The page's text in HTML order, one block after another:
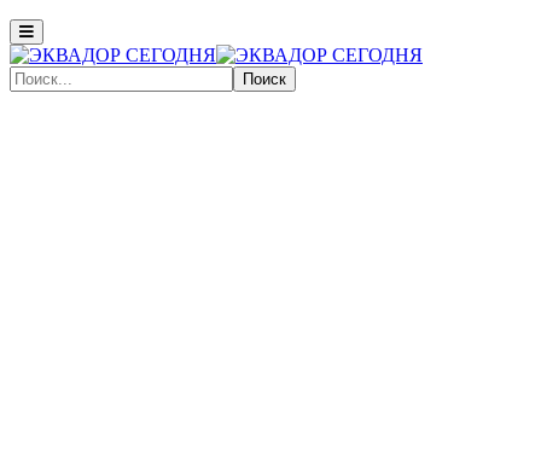
Поиск